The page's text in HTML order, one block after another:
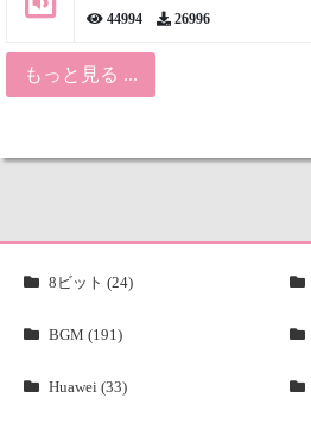
44994 26996
もっと見る ...
8ビット (24)
BGM (191)
Huawei (33)